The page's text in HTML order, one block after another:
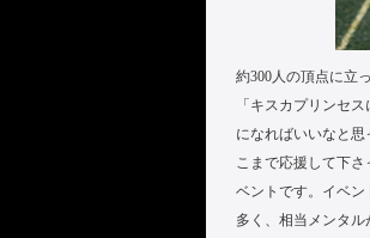
約300人の頂点に立
「キスカプリンセ
になればいいなと
こまで応援して下
ベントです。イベ
多く、相当メンタ